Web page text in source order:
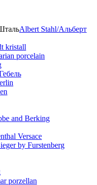
Albert Stahl/Альбеpт
kristall
porcelain
and Berking
Versace
by Furstenberg
porzellan